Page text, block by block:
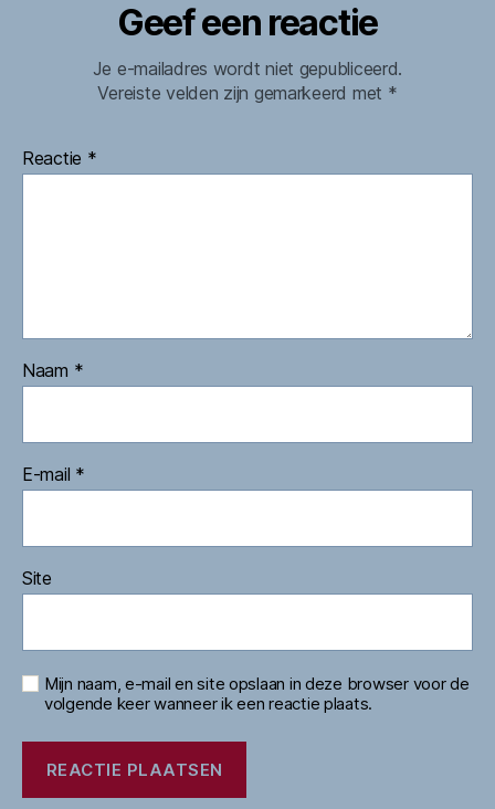
Geef een reactie
Je e-mailadres wordt niet gepubliceerd.
Vereiste velden zijn gemarkeerd met *
Reactie *
Naam *
E-mail *
Site
Mijn naam, e-mail en site opslaan in deze browser voor de
volgende keer wanneer ik een reactie plaats.